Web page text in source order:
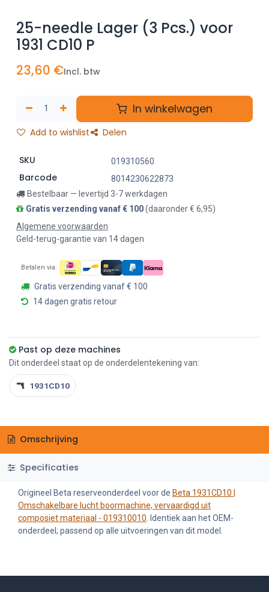
25-needle Lager (3 Pcs.) voor
1931 CD10 P
23,60 €Incl. btw
In winkelwagen
Add to wishlist Delen
SKU 019310560
Barcode
8014230622873
Bestelbaar — levertijd 3-7 werkdagen
Gratis verzending vanaf € 100(daaronder € 6,95)
Algemene voorwaarden
Geld-terug-garantie van 14 dagen
Betalen via:
Gratis verzending vanaf € 100
14 dagen gratis retour
Past op deze machines
Dit onderdeel staat op de onderdelentekening van:
1931CD10
Omschrijving
Specificaties
Origineel Beta reserveonderdeel voor de Beta 1931CD10 |
Omschakelbare lucht boormachine, vervaardigd uit
composiet materiaal - 019310010 . Identiek aan het OEM-
onderdeel; passend op alle uitvoeringen van dit model.